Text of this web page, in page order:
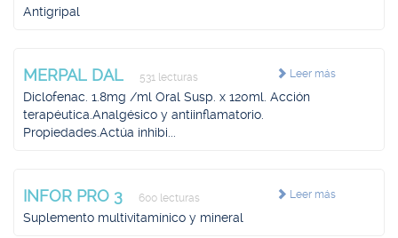
Antigripal
Leer más
MERPAL DAL 531 lecturas
Diclofenac. 1.8mg /ml Oral Susp. x 120ml. Acción
terapéutica.Analgésico y antiinflamatorio.
Propiedades.Actúa inhibi...
Leer más
INFOR PRO 3 600 lecturas
Suplemento multivitamínico y mineral